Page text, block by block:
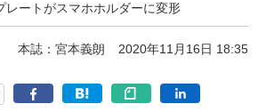
レートがスマホホルダーに変形
本誌：宮本義朗 2020年11月16日 18:35